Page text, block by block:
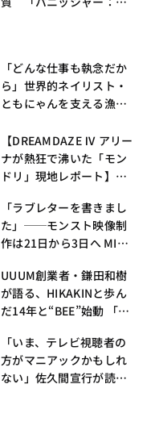
時評
信時評
「どんな仕事も執念だか
ら」世界的ネイリスト・
ともにゃんを支える漁師
I with interfm #5
【DREAMDAZE Ⅳ アリー
ナが熱狂で沸いた「モン
ドリ」現地レポート】モ
続けられるのか？コラボ
初の“真獣神化”やDJ KO
O、てつや、兎田ぺこ
も集結
「ラブレターを書きまし
た」──モンスト映像制
作は21日から3日へ MIX
ay提携とAI時代の“つく
る”
UUUM創業者・鎌田和樹
が語る、HIKAKINと歩ん
だ14年と“BEE”始動 「O
——MEDIAMIXI with inte
rfm #3
「いま、テレビ視聴者の
方がマニアックかもしれ
ない」佐久間宣行が読み